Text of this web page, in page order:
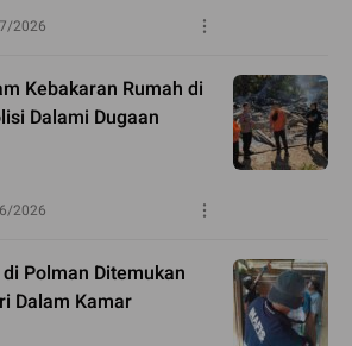
2026
Kebakaran Rumah di
Dalami Dugaan
2026
Polman Ditemukan
Dalam Kamar